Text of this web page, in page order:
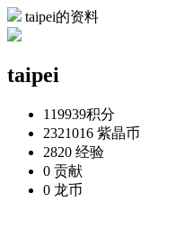
taipei的资料
taipei
119939积分
2321016 紫晶币
2820 经验
0 贡献
0 龙币